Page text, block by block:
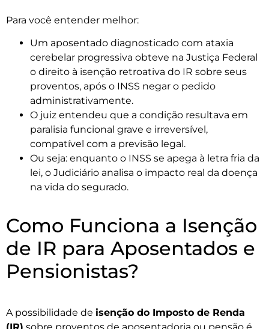
Para você entender melhor:
Um aposentado diagnosticado com ataxia
cerebelar progressiva obteve na Justiça Federal
o direito à isenção retroativa do IR sobre seus
proventos, após o INSS negar o pedido
administrativamente.
O juiz entendeu que a condição resultava em
paralisia funcional grave e irreversível,
compatível com a previsão legal.
Ou seja: enquanto o INSS se apega à letra fria da
lei, o Judiciário analisa o impacto real da doença
na vida do segurado.
Como Funciona a Isenção
de IR para Aposentados e
Pensionistas?
A possibilidade de isenção do Imposto de Renda